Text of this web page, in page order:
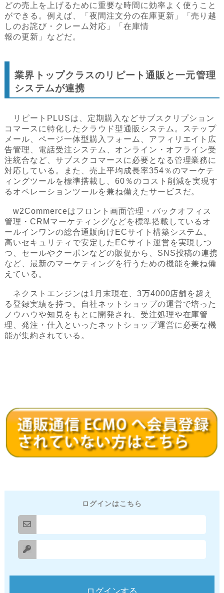
どの売上を上げるために重要な時間に効率よく使うこと
ができる。例えば、「夜間注文分の在庫更新」「売り越
しのお詫び・クレーム対応」「在庫情
報の更新」などだ。
業界トップクラスのリピート通販と一元管理
システムが連携
リピートPLUSは、定期購入などサブスクリプション
コマースに特化したクラウド型通販システム。ステップ
メール、ページ一体型購入フォーム、アフィリエイト広
告管理、電話受注システム、オンライン・オフライン受
注統合など、サブスクコマースに必要となる管理業務に
対応している。また、売上平均成長率354％のマーケテ
ィングツールを標準搭載し、60％のコスト削減を実現す
るオペレーションツールを兼ね備えたサービスだ。
w2Commerceはフロント画面管理・バックオフィス
管理・CRMマーケティングなどを標準搭載しているオ
ールインワンの総合通販向けECサイト構築システム。
高いセキュリティで安定したECサイト運営を実現しつ
つ、セールやクーポンなどの販促から、SNS投稿の連携
など、最新のマーケティングを行うための機能を兼ね備
えている。
ネクストエンジンは1月末現在、3万4000店舗を超え
る登録実績を持つ。自社ネットショップの運営で培った
ノウハウや知見をもとに開発され、受注処理や在庫管
理、発注・仕入といったネットショップ運営に必要な機
能が集約されている。
ログインはこちら